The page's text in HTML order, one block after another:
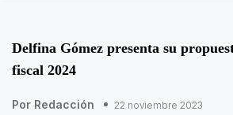
Delfina Gómez presenta su
fiscal 2024
Por Redacción 22 noviembre 2023